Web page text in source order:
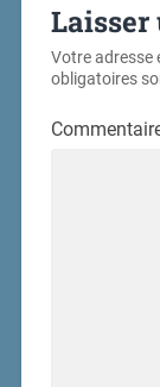
Laisser
Votre adresse
obligatoires